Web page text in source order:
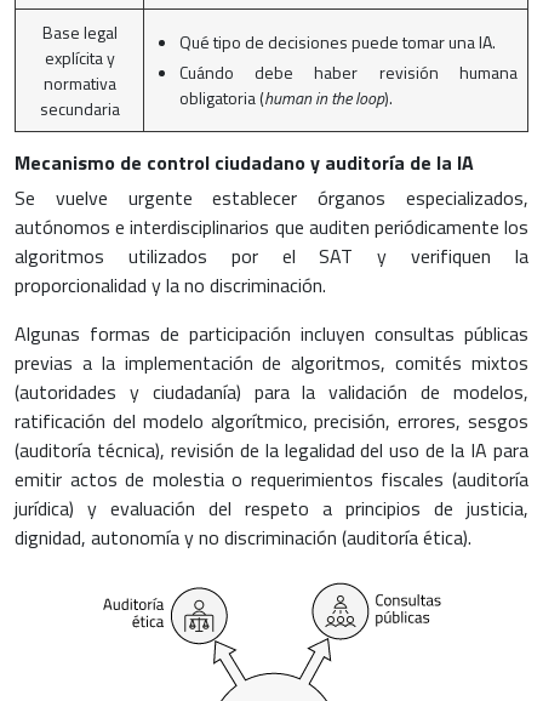
Base legal
explícita y
normativa
secundaria
Qué tipo de decisiones puede tomar una IA.
Cuándo debe haber revisión humana
obligatoria (human in the loop).
Mecanismo de control ciudadano y auditoría de la IA
Se vuelve urgente establecer órganos especializados,
autónomos e interdisciplinarios que auditen periódicamente los
algoritmos utilizados por el SAT y verifiquen la
proporcionalidad y la no discriminación.
Algunas formas de participación incluyen consultas públicas
previas a la implementación de algoritmos, comités mixtos
(autoridades y ciudadanía) para la validación de modelos,
ratificación del modelo algorítmico, precisión, errores, sesgos
(auditoría técnica), revisión de la legalidad del uso de la IA para
emitir actos de molestia o requerimientos fiscales (auditoría
jurídica) y evaluación del respeto a principios de justicia,
dignidad, autonomía y no discriminación (auditoría ética).